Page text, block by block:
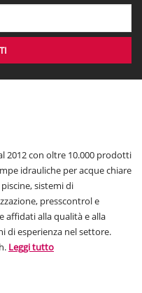
2012 con oltre 10.000 prodotti
idrauliche per acque chiare
sistemi di
presscontrol e
affidati alla qualità e alla
di esperienza nel settore.
Leggi tutto